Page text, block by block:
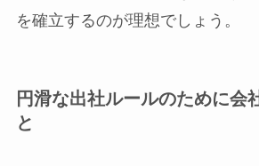
を確立するのが理想でしょう。
円滑な出社ルールのために会
と